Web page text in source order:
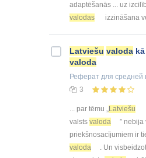
adaptēšanās ... uz
valodas
izzināšana
Latviešu valoda
valoda
Реферат для средней
3
... par tēmu „Latviešu
valsts valoda
” nebija
priekšnosacījumiem ir
valoda
. Un